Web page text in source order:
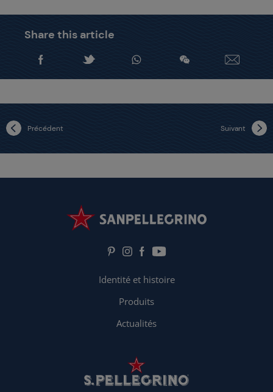
Share this article
Précédent Suivant
Identité et histoire
Produits
Actualités